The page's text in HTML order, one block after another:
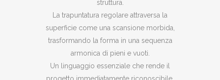
struttura.
La trapuntatura regolare attraversa la
superficie come una scansione morbida,
trasformando la forma in una sequenza
armonica di pieni e vuoti.
Un linguaggio essenziale che rende il